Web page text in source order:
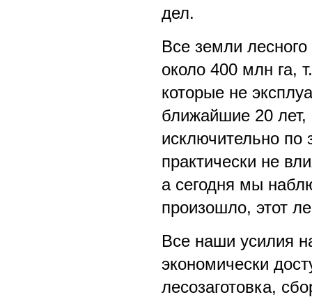
дел.
Все земли
около 400 млн га,
которые не
ближайшие 20 лет,
исключительно по
практически не
а сегодня мы
произошло, этот
Все наши усилия
экономически
лесозаготовка,